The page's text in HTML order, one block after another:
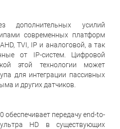
усилий
современных платформ
TVI, IP и аналоговой, а так
от IP-систем. Цифровой
этой технологии может
для интеграции пассивных
и других датчиков.
обеспечивает передачу end-to-
HD в существующих